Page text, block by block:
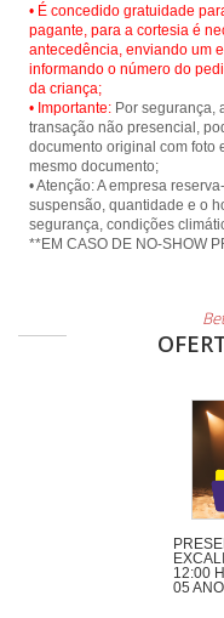
• É concedido gratuidade
pagante, para a cortesia é
antecedência, enviando um
informando o número do
da criança;
• Importante: Por segurança,
transação não presencial,
documento original com foto
mesmo documento;
• Atenção: A empresa
suspensão, quantidade e o
segurança, condições
12:00
05